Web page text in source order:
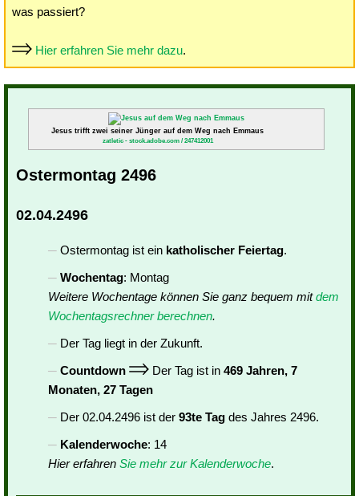
was passiert?
Hier erfahren Sie mehr dazu.
Jesus trifft zwei seiner Jünger auf dem Weg nach Emmaus
zatletic - stock.adobe.com / 247412001
Ostermontag 2496
02.04.2496
Ostermontag ist ein katholischer Feiertag.
Wochentag: Montag
Weitere Wochentage können Sie ganz bequem mitdem
Wochentagsrechner berechnen.
Der Tag liegt in der Zukunft.
Countdown
Der Tag ist in 469 Jahren, 7
Monaten, 27 Tagen
Der 02.04.2496 ist der 93te Tag des Jahres 2496.
Kalenderwoche: 14
Hier erfahren Sie mehr zur Kalenderwoche.